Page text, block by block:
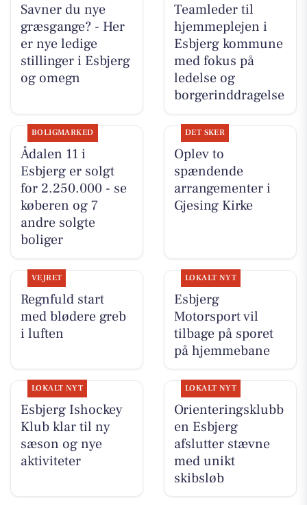
Savner du nye
græsgange? - Her
er nye ledige
stillinger i Esbjerg
og omegn
Teamleder til
hjemmeplejen i
Esbjerg kommune
med fokus på
ledelse og
borgerinddragelse
BOLIGMARKED
Ådalen 11 i
Esbjerg er solgt
for 2.250.000 - se
køberen og 7
andre solgte
boliger
DET SKER
Oplev to
spændende
arrangementer i
Gjesing Kirke
VEJRET
Regnfuld start
med blødere greb
i luften
LOKALT NYT
Esbjerg
Motorsport vil
tilbage på sporet
på hjemmebane
LOKALT NYT
Esbjerg Ishockey
Klub klar til ny
sæson og nye
aktiviteter
LOKALT NYT
Orienteringsklubb
en Esbjerg
afslutter stævne
med unikt
skibsløb